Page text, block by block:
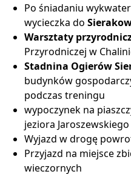
Po śniadaniu
wycieczka do
Warsztaty
Przyrodniczej w
Stadnina Ogierów
budynków
podczas treningu
wypoczynek na
jeziora Jaroszewskiego
Wyjazd w drogę
Przyjazd na miejsce
wieczornych